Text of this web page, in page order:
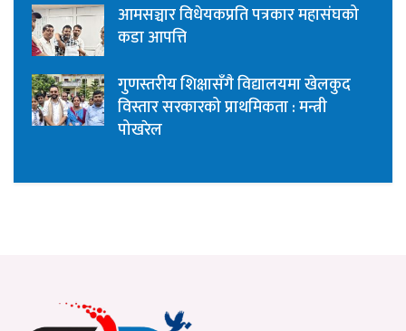
आमसञ्चार विधेयकप्रति पत्रकार महासंघको
कडा आपत्ति
गुणस्तरीय शिक्षासँगै विद्यालयमा खेलकुद
विस्तार सरकारको प्राथमिकता : मन्त्री
पोखरेल